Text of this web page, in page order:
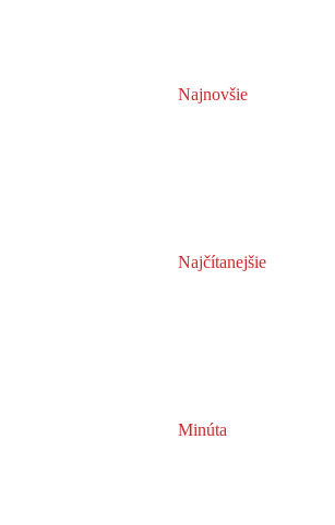
Najnovšie
Najčítanejšie
Minúta